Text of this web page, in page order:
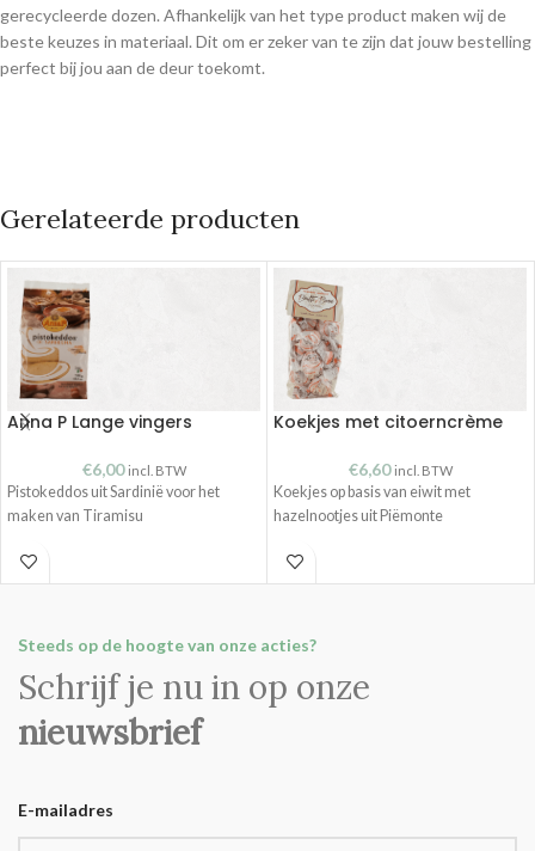
gerecycleerde dozen. Afhankelijk van het type product maken wij de
beste keuzes in materiaal. Dit om er zeker van te zijn dat jouw bestelling
perfect bij jou aan de deur toekomt.
Gerelateerde producten
Anna P Lange vingers
€6,00 incl. BTW
Pistokeddos uit Sardinië voor het
maken van Tiramisu
Koekjes met citoerncrème
€6,60 incl. BTW
Koekjes op basis van eiwit met
hazelnootjes uit Piëmonte
Steeds op de hoogte van onze acties?
Schrijf je nu in op onze
nieuwsbrief
E-mailadres